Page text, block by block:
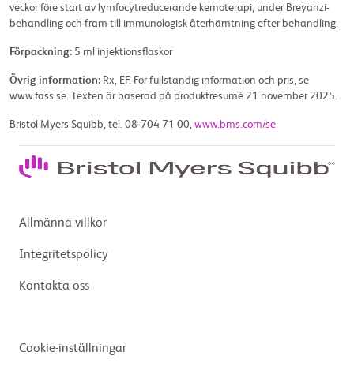
veckor före start av lymfocytreducerande kemoterapi, under Breyanzi-
behandling och fram till immunologisk återhämtning efter behandling.
Förpackning: 5 ml injektionsflaskor
Övrig information: Rx, EF. För fullständig information och pris, se
www.fass.se. Texten är baserad på produktresumé 21 november 2025.
Bristol Myers Squibb, tel. 08-704 71 00, www.bms.com/se
Allmänna villkor
Integritetspolicy
Kontakta oss
Cookie-inställningar